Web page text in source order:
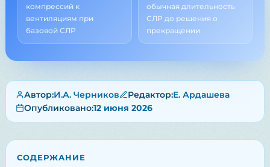
компрессий к
вентиляциям при
базовой СЛР
обычная длительность
СЛР до решения о
прекращении
Автор:И.А. Черников Редактор:Е. Ардашева
Опубликовано:12 июня 2026
СОДЕРЖАНИЕ